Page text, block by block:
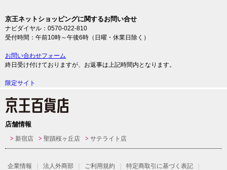
京王ネットショッピングに関するお問い合せ
ナビダイヤル：0570-022-810
受付時間：午前10時～午後6時（日曜・休業日除く）
お問い合わせフォーム
終日受け付けておりますが、お返事は上記時間内となります。
限定サイト
店舗情報
新宿店 聖蹟桜ヶ丘店 サテライト店
企業情報 法人外商部 ご利用規約 特定商取引に基づく表記